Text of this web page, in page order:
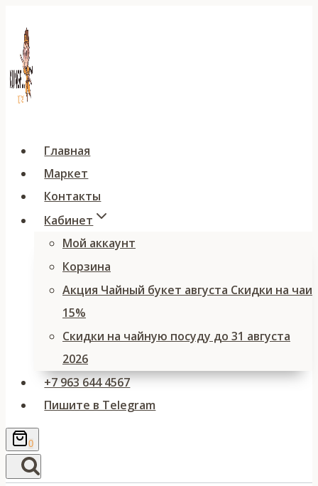
содержимому
Главная
Маркет
Контакты
Кабинет
Мой аккаунт
Корзина
Акция Чайный букет августа Скидки на чаи
15%
Скидки на чайную посуду до 31 августа
2026
+7 963 644 4567
Пишите в Telegram
0